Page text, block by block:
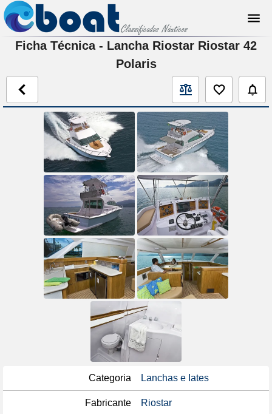
Ficha Técnica - Lancha Riostar Riostar 42
Polaris
Categoria Lanchas e Iates
Fabricante Riostar